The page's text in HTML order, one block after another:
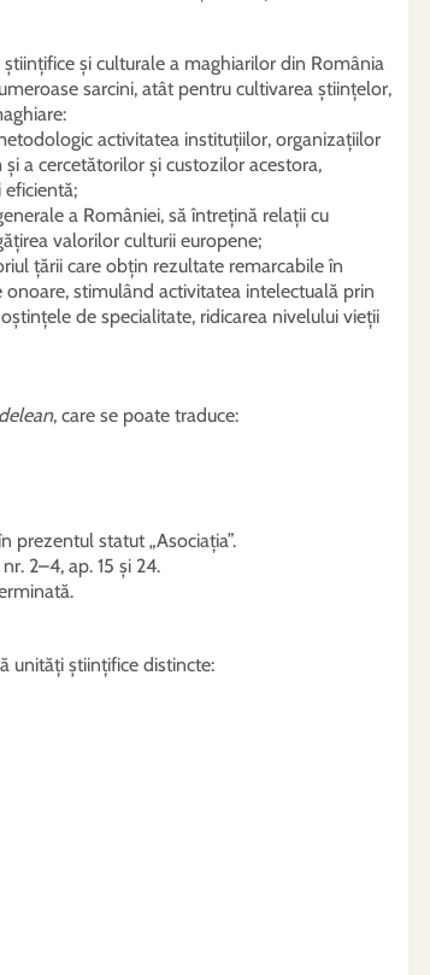
și culturale a maghiarilor din România
sarcini, atât pentru cultivarea științelor,
activitatea instituțiilor, organizațiilor
a cercetătorilor și custozilor acestora,
a României, să întrețină relații cu
valorilor culturii europene;
țării care obțin rezultate remarcabile în
stimulând activitatea intelectuală prin
de specialitate, ridicarea nivelului vieții
, care se poate traduce:
prezentul statut „Asociația”.
2–4, ap. 15 și 24.
unități științifice distincte: